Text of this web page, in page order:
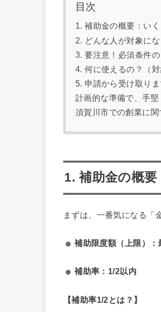
目次
1. 補助金の概要：い
2. どんな人が対象に
3. 要注意！必須条件
4. 何に使えるの？（対
5. 申請から受け取り
計画的な準備で、手堅
須賀川市での創業に
1. 補助金の概
まずは、一番気になる「
補助限度額（上限）：
補助率：1/2以内
【補助率1/2とは？】